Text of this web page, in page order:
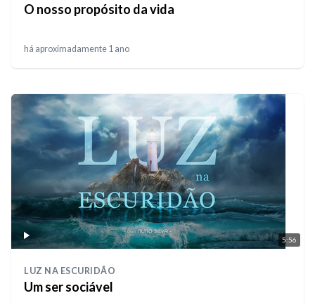
O nosso propósito da vida
há aproximadamente 1 ano
5:56
LUZ NA ESCURIDÃO
Um ser sociável